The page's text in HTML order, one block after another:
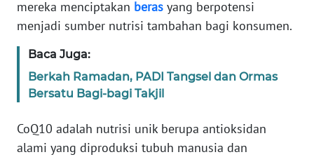
mereka menciptakan beras yang berpotensi
menjadi sumber nutrisi tambahan bagi konsumen.
Baca Juga:
Berkah Ramadan, PADI Tangsel dan Ormas
Bersatu Bagi-bagi Takjil
CoQ10 adalah nutrisi unik berupa antioksidan
alami yang diproduksi tubuh manusia dan
INFO
IKLAN
KAMI
MEDIA
SIBER